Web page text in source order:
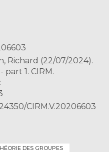
Richard (22/07/2024).
1. CIRM.
CIRM.V.20206603
DES GROUPES